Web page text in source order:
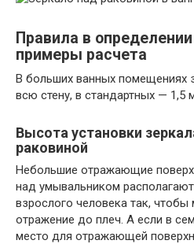
Правила в
примеры расчета
В больших ванных помещениях
всю стену, в стандартных — 1,5
Высота установки
раковиной
Небольшие отражающие
над умывальником располагают
взрослого человека так,
отражение до плеч. А если в
место для отражающей